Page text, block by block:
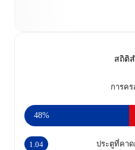
สถิติ
การคร
48%
ประตูที่คา
1.04